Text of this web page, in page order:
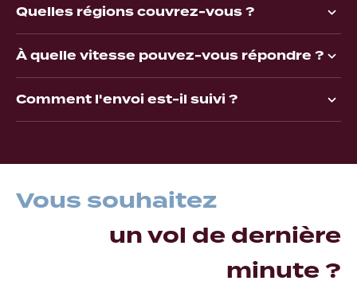
Quelles régions couvrez-vous ?
À quelle vitesse pouvez-vous répondre ?
Comment l'envoi est-il suivi ?
Vous souhaitez
un vol de dernière
minute ?